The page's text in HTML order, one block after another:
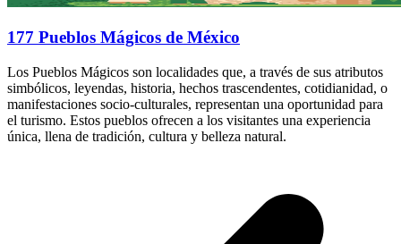
177 Pueblos Mágicos de México
Los Pueblos Mágicos son localidades que, a través de sus atributos
simbólicos, leyendas, historia, hechos trascendentes, cotidianidad, o
manifestaciones socio-culturales, representan una oportunidad para
el turismo. Estos pueblos ofrecen a los visitantes una experiencia
única, llena de tradición, cultura y belleza natural.